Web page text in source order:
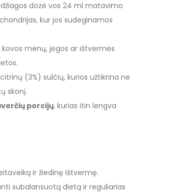
dozė vos 24 ml matavimo
kur jos sudeginamos
menų, jėgos ar ištvermės
(3%) sulčių, kurios užtikrina ne
skonį.
porcijų, kurias itin lengva
ir žiedinę ištvermę.
subalansuotą dietą ir reguliarias